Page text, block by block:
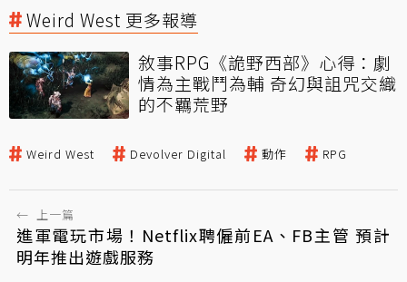
Weird West 更多報導
敘事RPG《詭野西部》心得：劇
情為主戰鬥為輔 奇幻與詛咒交織
的不羈荒野
Weird West Devolver Digital 動作 RPG
← 上一篇
進軍電玩市場！Netflix聘僱前EA、FB主管 預計
明年推出遊戲服務